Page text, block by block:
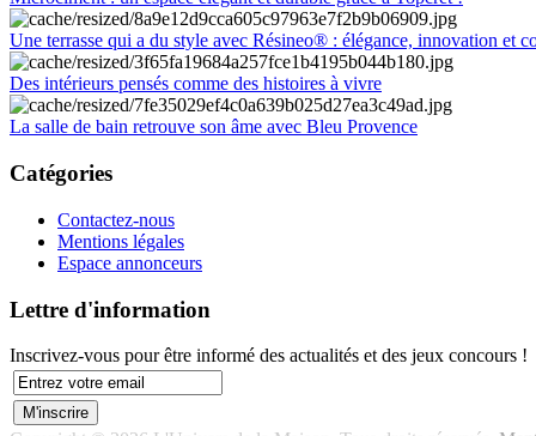
Une terrasse qui a du style avec Résineo® : élégance, innovation et
Des intérieurs pensés comme des histoires à vivre
La salle de bain retrouve son âme avec Bleu Provence
Catégories
Contactez-nous
Mentions légales
Espace annonceurs
Lettre d'information
Inscrivez-vous pour être informé des actualités et des jeux concours !